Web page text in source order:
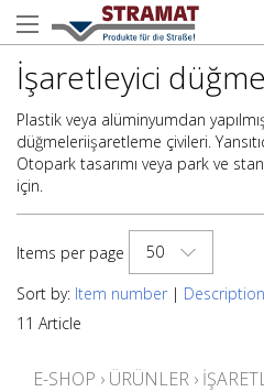
İşaretleyici
Plastik veya alüminyumdan
düğmeleriişaretleme çivileri.
Otopark tasarımı veya park ve
için.
Items per page
50
Sort by: Item number | Description
11 Article
E-SHOP › ÜRÜNLER ›